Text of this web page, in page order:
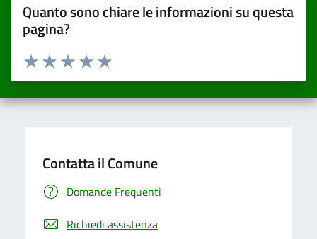
Quanto sono chiare le informazioni su questa
pagina?
Valuta da 1 a 5 stelle la pagina
Valuta 5 stelle su 5
Valuta 4 stelle su 5
Valuta 3 stelle su 5
Valuta 2 stelle su 5
Valuta una stella su 5
Contatta il Comune
Domande Frequenti
Richiedi assistenza